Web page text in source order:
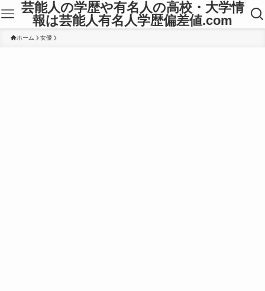
芸能人の学歴や有名人の高校・大学情
報は芸能人有名人学歴偏差値.com
ホーム 女優